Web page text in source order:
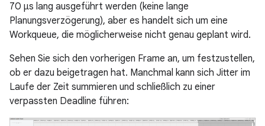
70 μs lang ausgeführt werden (keine lange
Planungsverzögerung), aber es handelt sich um eine
Workqueue, die möglicherweise nicht genau geplant wird.
Sehen Sie sich den vorherigen Frame an, um festzustellen,
ob er dazu beigetragen hat. Manchmal kann sich Jitter im
Laufe der Zeit summieren und schließlich zu einer
verpassten Deadline führen: